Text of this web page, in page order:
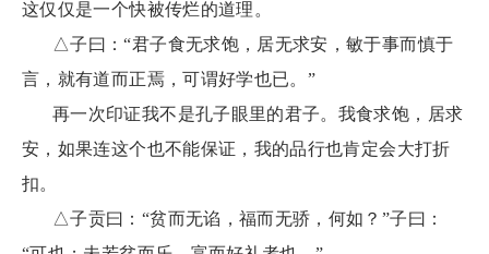
这仅仅是一个快被传烂的道理。
△子曰：“君子食无求饱，居无求安，敏于事而慎于
言，就有道而正焉，可谓好学也已。”
再一次印证我不是孔子眼里的君子。我食求饱，居求
安，如果连这个也不能保证，我的品行也肯定会大打折
扣。
△子贡曰：“贫而无谄，福而无骄，何如？”子曰：